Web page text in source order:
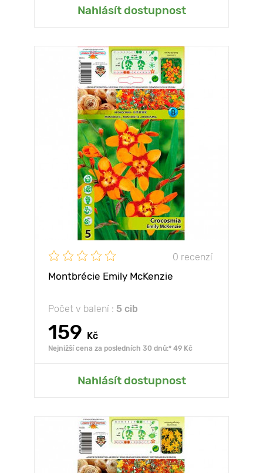
Nahlásít dostupnost
0 recenzí
Montbrécie Emily McKenzie
Počet v balení : 5 cib
159 Kč
Nejnižší cena za posledních 30 dnů:* 49 Kč
Nahlásít dostupnost